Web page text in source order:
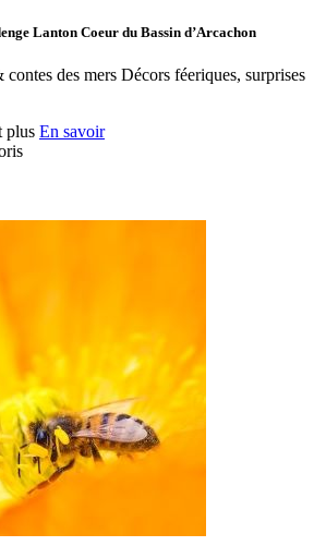
Lanton Coeur du Bassin d’Arcachon
des mers Décors féeriques, surprises
plus En savoir